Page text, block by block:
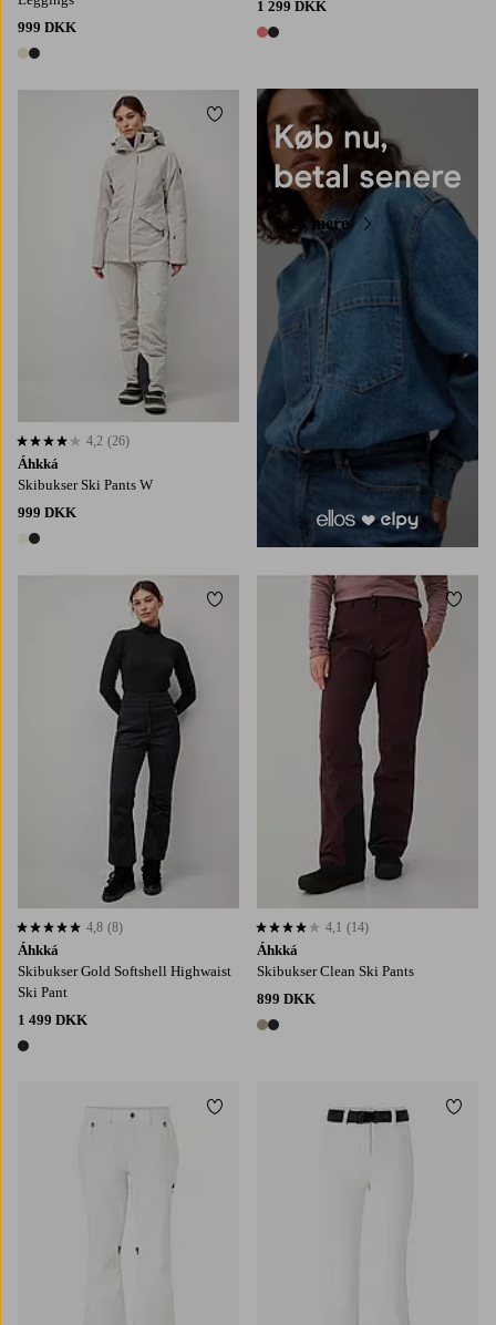
999 DKK
2 farver
1 299 DKK
2 farver
Áhkká
Skibukser Ski Pants W
999 DKK
2 farver
4,2 baseret på 26 bedømmelser
4,2 (26)
Tilføj til favoritter
Læs mere
Áhkká
Skibukser Gold Softshell Highwaist
Ski Pant
1 499 DKK
1 farve
4,8 baseret på 8 bedømmelser
4,8 (8)
Tilføj til favoritter
Áhkká
Skibukser Clean Ski Pants
899 DKK
2 farver
4,1 baseret på 14 bedømmelser
4,1 (14)
Tilføj til favoritter